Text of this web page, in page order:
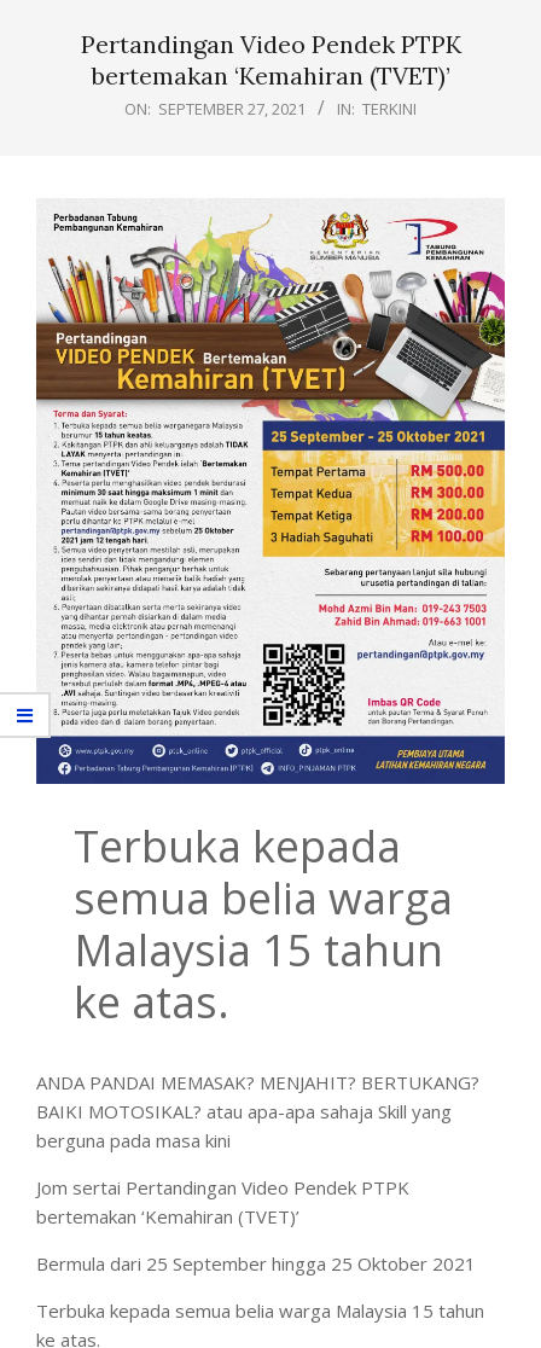
Pertandingan Video Pendek PTPK
bertemakan ‘Kemahiran (TVET)’
ON: SEPTEMBER 27, 2021 IN: TERKINI
Terbuka kepada
semua belia warga
Malaysia 15 tahun
ke atas.
ANDA PANDAI MEMASAK? MENJAHIT? BERTUKANG?
BAIKI MOTOSIKAL? atau apa-apa sahaja Skill yang
berguna pada masa kini
Jom sertai Pertandingan Video Pendek PTPK
bertemakan ‘Kemahiran (TVET)’
Bermula dari 25 September hingga 25 Oktober 2021
Terbuka kepada semua belia warga Malaysia 15 tahun
ke atas.